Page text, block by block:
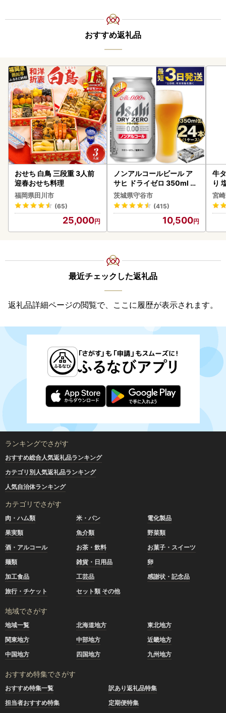
おすすめ返礼品
おせち 白鳥 三段重 3人前
迎春おせち料理
福岡県田川市
(65)
25,000
ノンアルコールビール ア
サヒ ドライゼロ 350ml 24
本 ノンアル ビール asashi
守谷市
茨城県守谷市
(415)
10,500
牛
り
宮
最近チェックした返礼品
返礼品詳細ページの閲覧で、ここに履歴が表示されます。
ランキングでさがす
おすすめ総合人気返礼品ランキング
カテゴリ別人気返礼品ランキング
人気自治体ランキング
カテゴリでさがす
肉・ハム類 米・パン
電化製品
果実類
魚介類
野菜類
酒・アルコール
お茶・飲料
お菓子・スイーツ
麺類
雑貨・日用品
卵
加工食品
工芸品
感謝状・記念品
旅行・チケット
セット類 その他
地域でさがす
地域一覧 北海道地方
東北地方
関東地方
中部地方
近畿地方
中国地方
四国地方 九州地方
おすすめ特集でさがす
おすすめ特集一覧
訳あり返礼品特集
担当者おすすめ特集
定期便特集